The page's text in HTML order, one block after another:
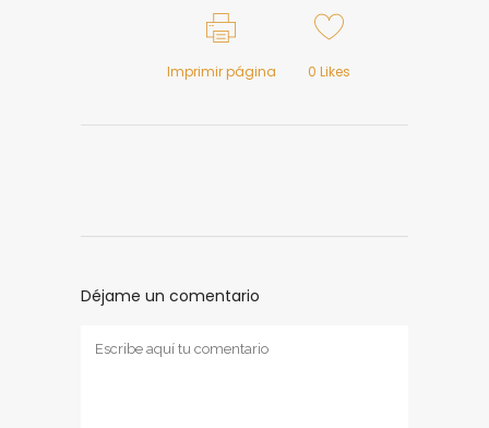
Imprimir página 0 Likes
Déjame un comentario